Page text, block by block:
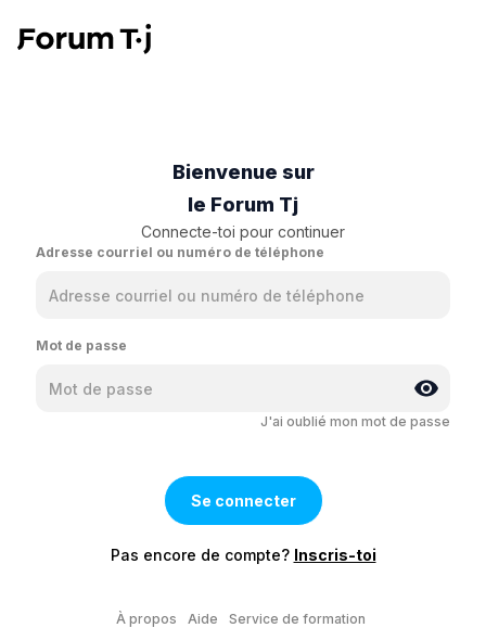
Bienvenue sur
le Forum Tj
Connecte-toi pour continuer
Adresse courriel ou numéro de téléphone
Mot de passe
J'ai oublié mon mot de passe
Pas encore de compte? Inscris-toi
À propos Aide
Service de formation